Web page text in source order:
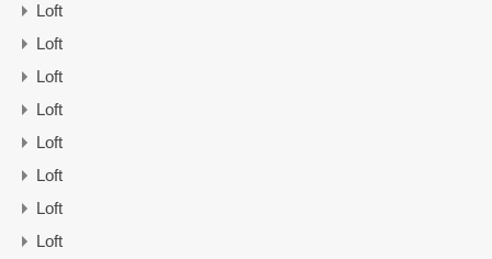
Loft
Loft
Loft
Loft
Loft
Loft
Loft
Loft